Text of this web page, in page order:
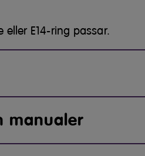
E14-ring passar.
manualer